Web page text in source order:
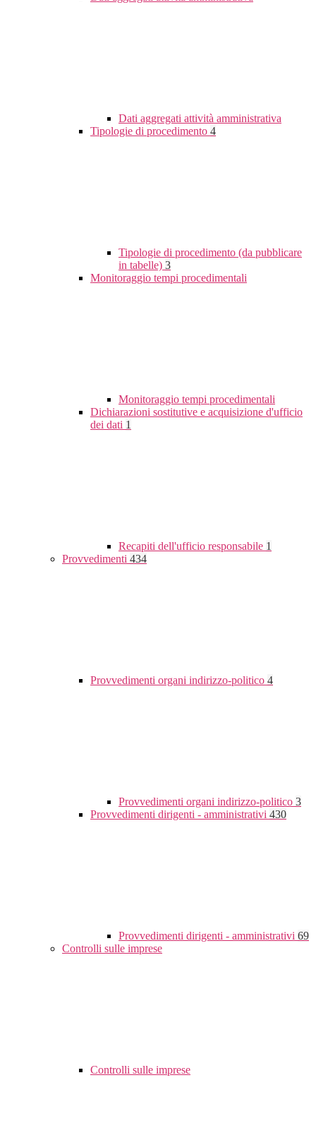
Dati aggregati attività amministrativa
Tipologie di procedimento 4
Tipologie di procedimento (da pubblicare
in tabelle) 3
Monitoraggio tempi procedimentali
Monitoraggio tempi procedimentali
Dichiarazioni sostitutive e acquisizione d'ufficio
dei dati 1
Recapiti dell'ufficio responsabile 1
Provvedimenti 434
Provvedimenti organi indirizzo-politico 4
Provvedimenti organi indirizzo-politico 3
Provvedimenti dirigenti - amministrativi 430
Provvedimenti dirigenti - amministrativi 69
Controlli sulle imprese
Controlli sulle imprese